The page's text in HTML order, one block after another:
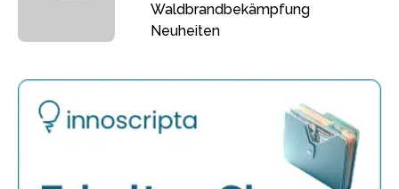
Waldbrandbekämpfung
Neuheiten